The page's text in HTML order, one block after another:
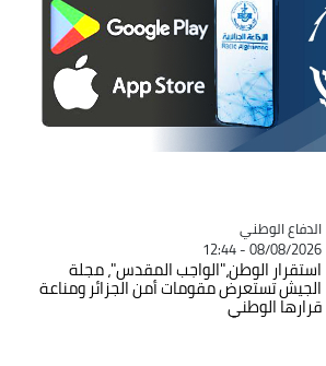
Catégorie
الدفاع الوطني
08/08/2026 - 12:44
استقرار الوطن،"الواجب المقدس"، مجلة
الجيش تستعرض مقومات أمن الجزائر ومناعة
قرارها الوطني